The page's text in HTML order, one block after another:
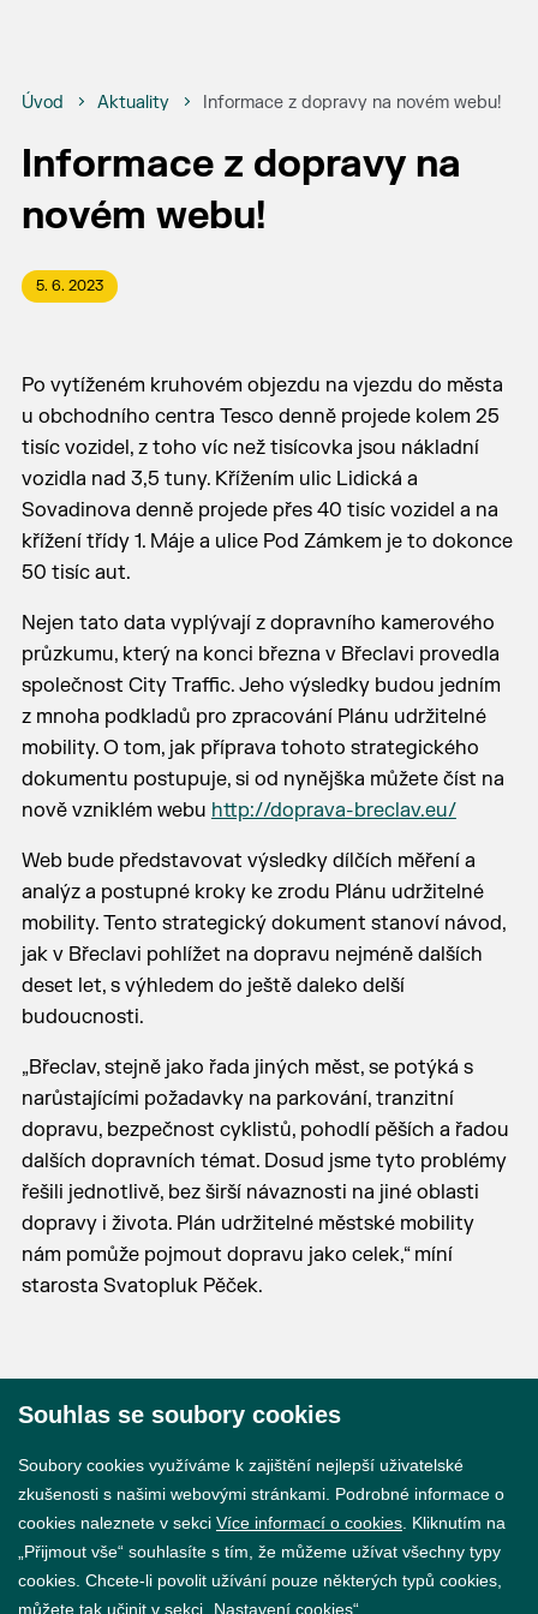
Úvod Aktuality Informace z dopravy na novém webu!
Informace z dopravy na
novém webu!
5. 6. 2023
Po vytíženém kruhovém objezdu na vjezdu do města
u obchodního centra Tesco denně projede kolem 25
tisíc vozidel, z toho víc než tisícovka jsou nákladní
vozidla nad 3,5 tuny. Křížením ulic Lidická a
Sovadinova denně projede přes 40 tisíc vozidel a na
křížení třídy 1. Máje a ulice Pod Zámkem je to dokonce
50 tisíc aut.
Nejen tato data vyplývají z dopravního kamerového
průzkumu, který na konci března v Břeclavi provedla
společnost City Traffic. Jeho výsledky budou jedním
z mnoha podkladů pro zpracování Plánu udržitelné
mobility. O tom, jak příprava tohoto strategického
dokumentu postupuje, si od nynějška můžete číst na
nově vzniklém webu http://doprava-breclav.eu/
Web bude představovat výsledky dílčích měření a
analýz a postupné kroky ke zrodu Plánu udržitelné
mobility. Tento strategický dokument stanoví návod,
jak v Břeclavi pohlížet na dopravu nejméně dalších
deset let, s výhledem do ještě daleko delší
budoucnosti.
„Břeclav, stejně jako řada jiných měst, se potýká s
narůstajícími požadavky na parkování, tranzitní
dopravu, bezpečnost cyklistů, pohodlí pěších a řadou
dalších dopravních témat. Dosud jsme tyto problémy
řešili jednotlivě, bez širší návaznosti na jiné oblasti
dopravy i života. Plán udržitelné městské mobility
nám pomůže pojmout dopravu jako celek,“ míní
starosta Svatopluk Pěček.
Souhlas se soubory cookies
Soubory cookies využíváme k zajištění nejlepší uživatelské
zkušenosti s našimi webovými stránkami. Podrobné informace o
cookies naleznete v sekci Více informací o cookies . Kliknutím na
„Přijmout vše“ souhlasíte s tím, že můžeme užívat všechny typy
cookies. Chcete-li povolit užívání pouze některých typů cookies,
můžete tak učinit v sekci „Nastavení cookies“.